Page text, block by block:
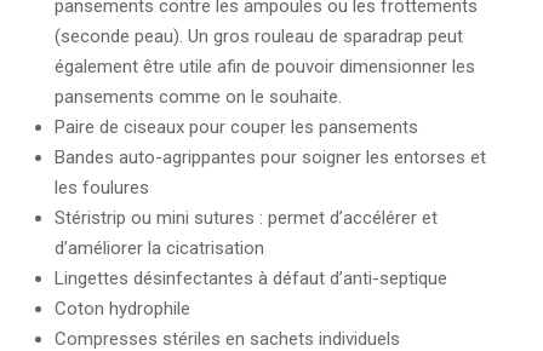
pansements contre les ampoules ou les frottements
(seconde peau). Un gros rouleau de sparadrap peut
également être utile afin de pouvoir dimensionner les
pansements comme on le souhaite.
Paire de ciseaux pour couper les pansements
Bandes auto-agrippantes pour soigner les entorses et
les foulures
Stéristrip ou mini sutures : permet d’accélérer et
d’améliorer la cicatrisation
Lingettes désinfectantes à défaut d’anti-septique
Coton hydrophile
Compresses stériles en sachets individuels